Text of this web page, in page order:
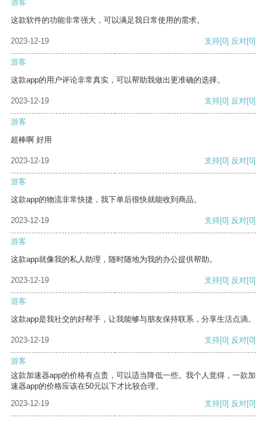
游客
这款软件的功能非常强大，可以满足我日常使用的需求。
2023-12-19 支持[0] 反对[0]
游客
这款app的用户评论非常真实，可以帮助我做出更准确的选择。
2023-12-19 支持[0] 反对[0]
游客
超棒啊 好用
2023-12-19 支持[0] 反对[0]
游客
这款app的物流非常快捷，我下单后很快就能收到商品。
2023-12-19 支持[0] 反对[0]
游客
这款app就像我的私人助理，随时随地为我的办公提供帮助。
2023-12-19 支持[0] 反对[0]
游客
这款app是我社交的好帮手，让我能够与朋友保持联系，分享生活点滴。
2023-12-19 支持[0] 反对[0]
游客
这款加速器app的价格有点贵，可以适当降低一些。我个人觉得，一款加
速器app的价格应该在50元以下才比较合理。
2023-12-19
支持[0] 反对[0]